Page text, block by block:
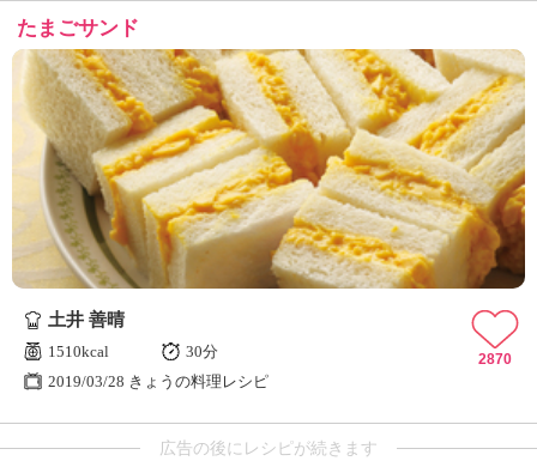
たまごサンド
土井 善晴
1510kcal
30分
2019/03/28 きょうの料理レシピ
2870
広告の後にレシピが続きます